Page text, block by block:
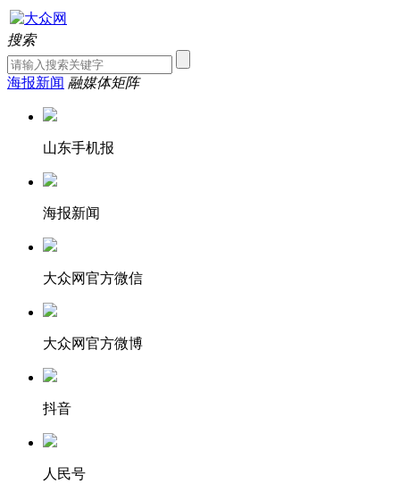
搜索
海报新闻 融媒体矩阵
山东手机报
海报新闻
大众网官方微信
大众网官方微博
抖音
人民号